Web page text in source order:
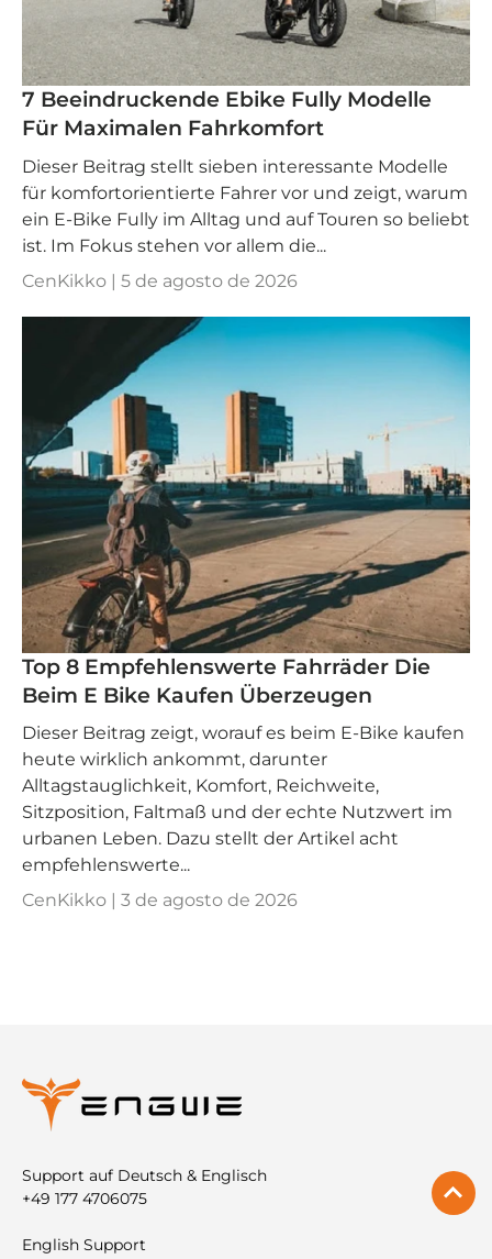
7 Beeindruckende Ebike Fully Modelle
Für Maximalen Fahrkomfort
Dieser Beitrag stellt sieben interessante Modelle
für komfortorientierte Fahrer vor und zeigt, warum
ein E-Bike Fully im Alltag und auf Touren so beliebt
ist. Im Fokus stehen vor allem die...
CenKikko | 5 de agosto de 2026
Top 8 Empfehlenswerte Fahrräder Die
Beim E Bike Kaufen Überzeugen
Dieser Beitrag zeigt, worauf es beim E-Bike kaufen
heute wirklich ankommt, darunter
Alltagstauglichkeit, Komfort, Reichweite,
Sitzposition, Faltmaß und der echte Nutzwert im
urbanen Leben. Dazu stellt der Artikel acht
empfehlenswerte...
CenKikko | 3 de agosto de 2026
Support auf Deutsch & Englisch
+49 177 4706075
English Support